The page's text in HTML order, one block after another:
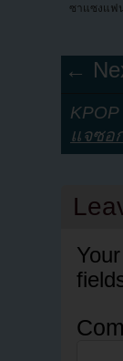
ซาแซงแฟ
←
แจซอ